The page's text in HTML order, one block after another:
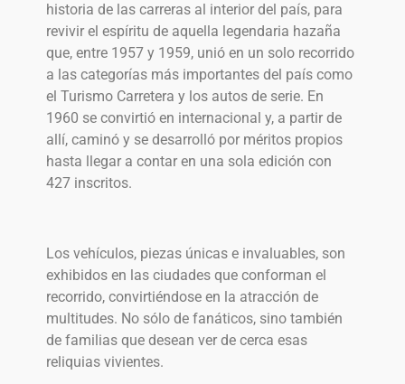
historia de las carreras al interior del país, para
revivir el espíritu de aquella legendaria hazaña
que, entre 1957 y 1959, unió en un solo recorrido
a las categorías más importantes del país como
el Turismo Carretera y los autos de serie. En
1960 se convirtió en internacional y, a partir de
allí, caminó y se desarrolló por méritos propios
hasta llegar a contar en una sola edición con
427 inscritos.
Los vehículos, piezas únicas e invaluables, son
exhibidos en las ciudades que conforman el
recorrido, convirtiéndose en la atracción de
multitudes. No sólo de fanáticos, sino también
de familias que desean ver de cerca esas
reliquias vivientes.